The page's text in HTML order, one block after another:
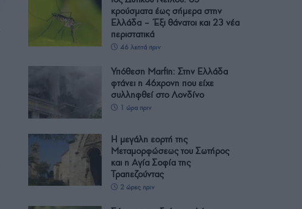
κρούσματα έως σήμερα στην
Ελλάδα – Έξι θάνατοι και 23 νέα
περιστατικά
46 λεπτά πριν
Υπόθεση Μarfin: Στην Ελλάδα
φτάνει η 46χρονη που είχε
συλληφθεί στο Λονδίνο
1 ώρα πριν
Η μεγάλη εορτή της
Μεταμορφώσεως του Σωτήρος
και η Αγία Σοφία της
Τραπεζούντας
2 ώρες πριν